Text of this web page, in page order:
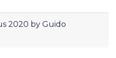
2020 by Guido